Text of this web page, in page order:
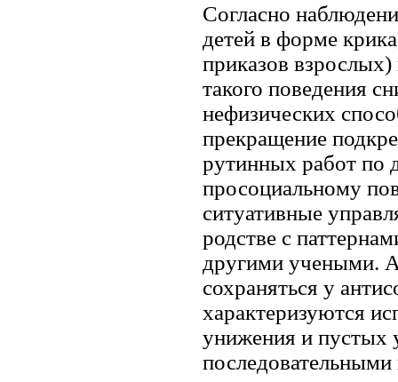
Согласно
детей в форме
приказов взрослых)
такого поведения
нефизических
прекращение
рутинных работ по
просоциальному
ситуативные
родстве с
другими учеными.
сохраняться у
характеризуются
унижения и пустых
последовательными